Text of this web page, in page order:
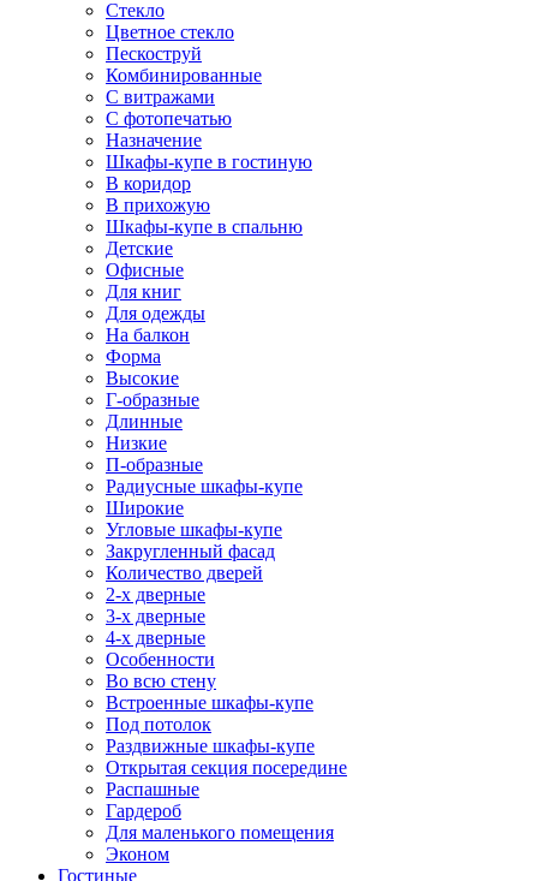
Стекло
Цветное стекло
Пескоструй
Комбинированные
С витражами
С фотопечатью
Назначение
Шкафы-купе в гостиную
В коридор
В прихожую
Шкафы-купе в спальню
Детские
Офисные
Для книг
Для одежды
На балкон
Форма
Высокие
Г-образные
Длинные
Низкие
П-образные
Радиусные шкафы-купе
Широкие
Угловые шкафы-купе
Закругленный фасад
Количество дверей
2-х дверные
3-х дверные
4-х дверные
Особенности
Во всю стену
Встроенные шкафы-купе
Под потолок
Раздвижные шкафы-купе
Открытая секция посередине
Распашные
Гардероб
Для маленького помещения
Эконом
Гостиные